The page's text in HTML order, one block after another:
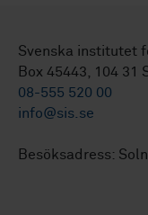
Svenska institutet
Box 45443, 104 31
08-555 520 00
info@sis.se
Besöksadress: